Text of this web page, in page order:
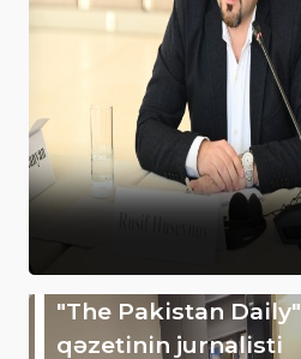
"The Pakistan Daily"
qəzetinin jurnalisti